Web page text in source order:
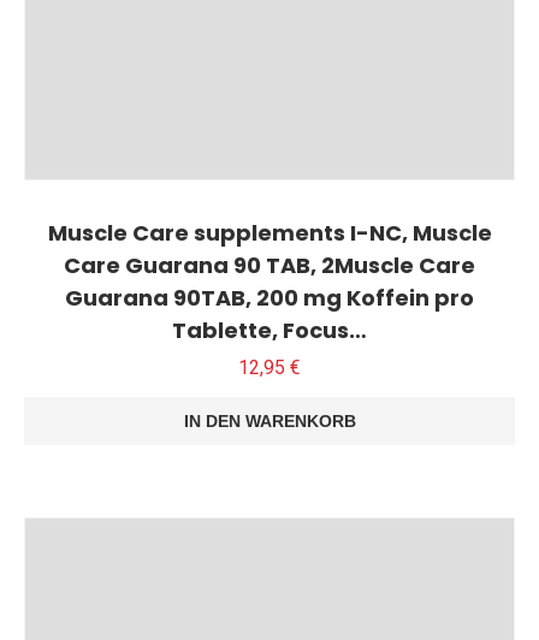
Muscle Care supplements I-NC, Muscle
Care Guarana 90 TAB, 2Muscle Care
Guarana 90TAB, 200 mg Koffein pro
Tablette, Focus…
12,95 €
IN DEN WARENKORB